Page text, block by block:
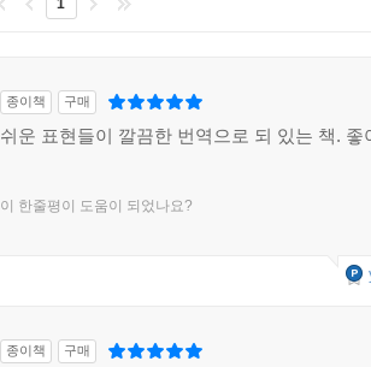
1
종이책 구매
쉬운 표현들이 깔끔한 번역으로 되 있는 책. 좋
이 한줄평이 도움이 되었나요?
종이책 구매